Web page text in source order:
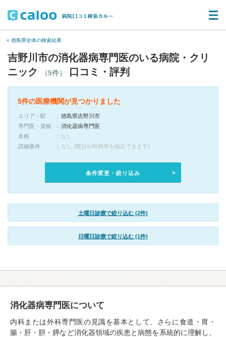
« 徳島県全体の検索結果
吉野川市の消化器病専門医のいる病院・クリ
ニック
（5件） 口コミ・評判
5件の医療機関が見つかりました
エリア・駅
徳島県吉野川市
専門医・資格
消化器病専門医
名称
なし
詳細条件
なし (曜日や時間帯を指定できます)
条件変更・絞り込み
土曜日診療で絞り込む (2件)
日曜日診療で絞り込む (1件)
消化器病専門医について
内科または外科専門医の見識を基本として、さらに食道・胃・
腸・肝・胆・膵など消化器領域の疾患と病態を系統的に理解し、